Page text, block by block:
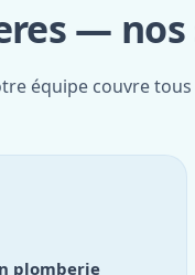
— nos
équipe couvre tous
plomberie